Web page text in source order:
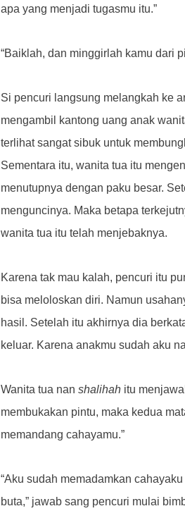
apa yang menjadi tugasmu itu.”
“Baiklah, dan minggirlah kamu dari
Si pencuri langsung melangkah ke
mengambil kantong uang anak
terlihat sangat sibuk untuk
Sementara itu, wanita tua itu
menutupnya dengan paku besar.
menguncinya. Maka betapa
wanita tua itu telah menjebaknya.
Karena tak mau kalah, pencuri itu
bisa meloloskan diri. Namun
hasil. Setelah itu akhirnya dia
keluar. Karena anakmu sudah aku
Wanita tua nan shalihah itu
membukakan pintu, maka kedua
memandang cahayamu.”
“Aku sudah memadamkan
buta,” jawab sang pencuri mulai